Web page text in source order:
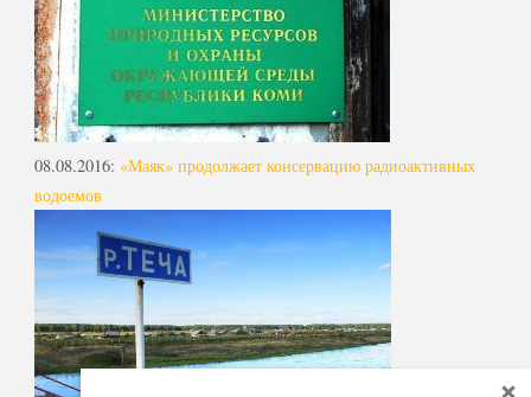
08.08.2016: «Маяк» продолжает консервацию радиоактивных
водоемов